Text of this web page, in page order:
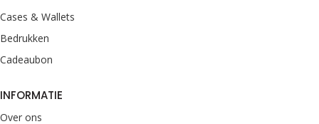
Cases & Wallets
Bedrukken
Cadeaubon
INFORMATIE
Over ons